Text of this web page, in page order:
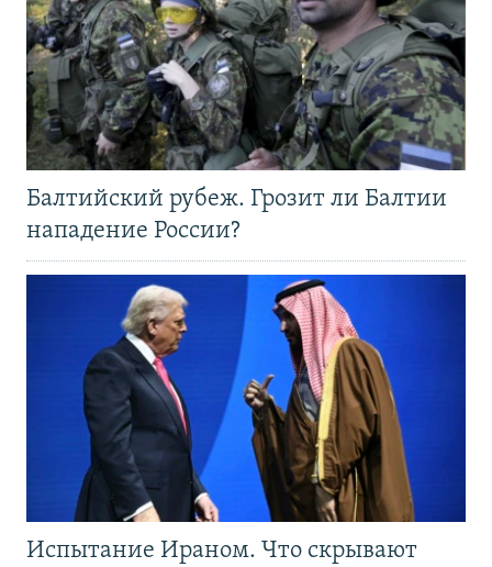
Балтийский рубеж. Грозит ли Балтии
нападение России?
Испытание Ираном. Что скрывают